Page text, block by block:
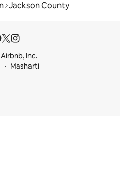
Jackson County
Inc.
Masharti